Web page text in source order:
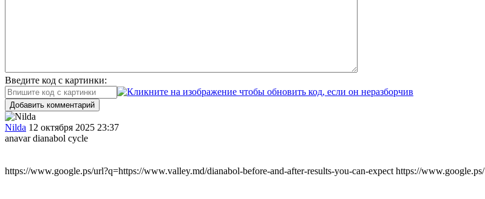
Введите код с картинки:
Добавить комментарий
Nilda 12 октября 2025 23:37
anavar dianabol cycle
https://www.google.ps/url?q=https://www.valley.md/dianabol-before-and-after-results-you-can-expect https://www.google.ps/